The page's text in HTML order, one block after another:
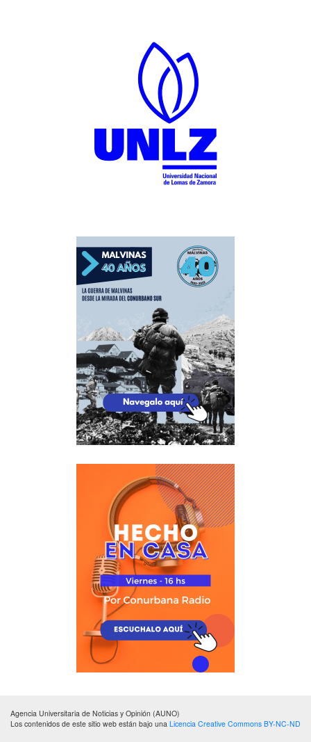
Agencia Universitaria de Noticias y Opinión (AUNO)
Los contenidos de este sitio web están bajo una Licencia Creative Commons BY-NC-ND